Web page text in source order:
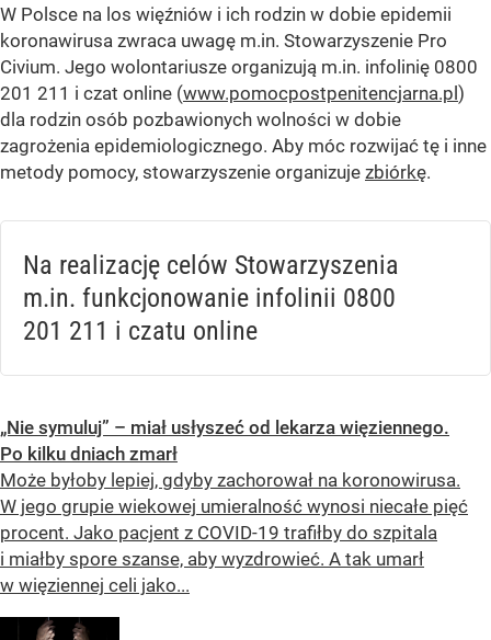
W Polsce na los więźniów i ich rodzin w dobie epidemii
koronawirusa zwraca uwagę m.in. Stowarzyszenie Pro
Civium. Jego wolontariusze organizują m.in. infolinię 0800
201 211 i czat online (www.pomocpostpenitencjarna.pl )
dla rodzin osób pozbawionych wolności w dobie
zagrożenia epidemiologicznego. Aby móc rozwijać tę i inne
metody pomocy, stowarzyszenie organizuje zbiórkę.
Na realizację celów Stowarzyszenia
m.in. funkcjonowanie infolinii 0800
201 211 i czatu online
„Nie symuluj” – miał usłyszeć od lekarza więziennego.
Po kilku dniach zmarł
Może byłoby lepiej, gdyby zachorował na koronowirusa.
W jego grupie wiekowej umieralność wynosi niecałe pięć
procent. Jako pacjent z COVID-19 trafiłby do szpitala
i miałby spore szanse, aby wyzdrowieć. A tak umarł
w więziennej celi jako...